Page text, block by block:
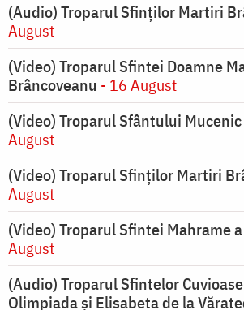
(Audio) Troparul Sfinților Martiri
August
(Video) Troparul Sfintei Doamne
Brâncoveanu - 16 August
(Video) Troparul Sfântului
August
(Video) Troparul Sfinților Martiri
August
(Video) Troparul Sfintei Mahrame
August
(Audio) Troparul Sfintelor
Olimpiada și Elisabeta de la